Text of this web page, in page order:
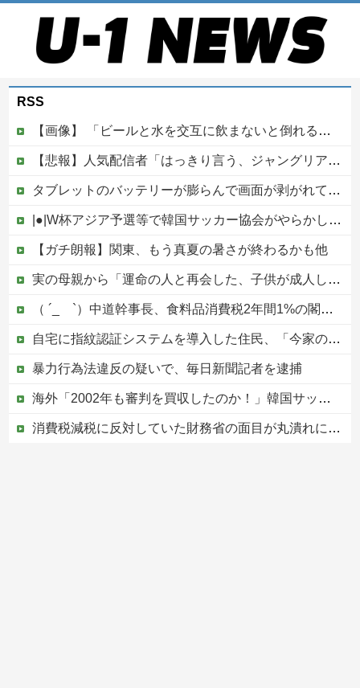
RSS
【画像】 「ビールと水を交互に飲まないと倒れるグラス」発売
【悲報】人気配信者「はっきり言う、ジャングリア沖縄ほんとーーーーーーーーにおもんない！！！！」→炎上
タブレットのバッテリーが膨らんで画面が剥がれてきたんやが
|●|W杯アジア予選等で韓国サッカー協会がやらかしまくりだと発覚、「いきなり共同開催になったしな」と日韓共催の件に言及する声も……
【ガチ朗報】関東、もう真夏の暑さが終わるかも他
実の母親から「運命の人と再会した、子供が成人したら離婚する」とか告白されてマジで引いたんだが！なんやかんや理由つけて子供4人も作っておいて未成年の子供に言う話かよ！
（ ´_ゝ`）中道幹事長、食料品消費税2年間1%の閣議決定を批判 → 記者「中道改革連合は食料品消費税ゼロを公約に掲げていたが？」→ 階猛氏「
自宅に指紋認証システムを導入した住民、「今家の中に誰かが入ろうとしてる」と通知でアラートが鳴りまくる事態に恐怖して……
暴力行為法違反の疑いで、毎日新聞記者を逮捕
海外「2002年も審判を買収したのか！」韓国サッカー協会による国際試合の審判買収が発覚し大騒ぎ！【海外の反応】
消費税減税に反対していた財務省の面目が丸潰れに、減税が決まった途端に市場が動き出したが……